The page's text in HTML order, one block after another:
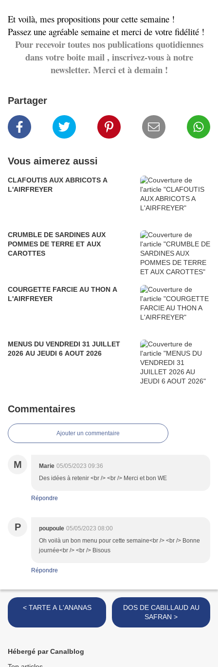
Et voilà, mes propositions pour cette semaine !
Passez une agréable semaine et merci de votre fidélité !
Pour recevoir toutes nos publications quotidiennes
dans votre boite mail , inscrivez-vous à notre
newsletter. Merci et à demain !
Partager
Vous aimerez aussi
CLAFOUTIS AUX ABRICOTS A
L'AIRFREYER
CRUMBLE DE SARDINES AUX
POMMES DE TERRE ET AUX
CAROTTES
COURGETTE FARCIE AU THON A
L'AIRFREYER
MENUS DU VENDREDI 31 JUILLET
2026 AU JEUDI 6 AOUT 2026
Commentaires
Ajouter un commentaire
M Marie 05/05/2023 09:36
Des idées à retenir <br /> <br /> Merci et bon WE
Répondre
P poupoule 05/05/2023 08:00
Oh voilà un bon menu pour cette semaine<br /> <br /> Bonne
journée<br /> <br /> Bisous
Répondre
< TARTE A L'ANANAS
DOS DE CABILLAUD AU
SAFRAN >
Hébergé par Canalblog